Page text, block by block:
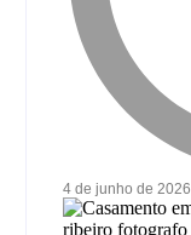
4 de junho de 2026